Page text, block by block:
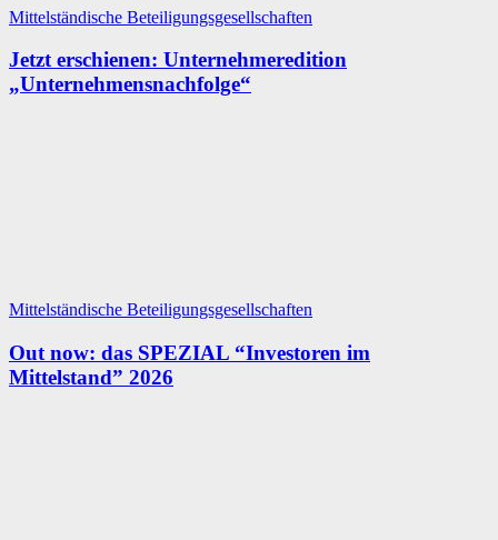
Mittelständische Beteiligungsgesellschaften
Jetzt erschienen: Unternehmeredition
„Unternehmensnachfolge“
Mittelständische Beteiligungsgesellschaften
Out now: das SPEZIAL “Investoren im
Mittelstand” 2026